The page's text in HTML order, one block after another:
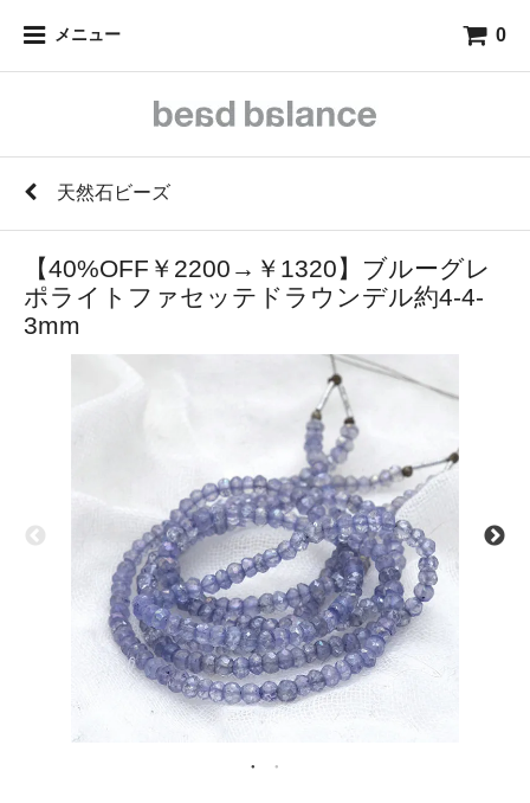
メニュー 0
天然石ビーズ
【40%OFF￥2200→￥1320】ブルーグレ
ポライトファセッテドラウンデル約4-4-
3mm